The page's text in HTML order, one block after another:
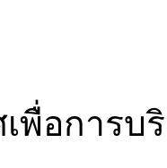
พื่อการบ